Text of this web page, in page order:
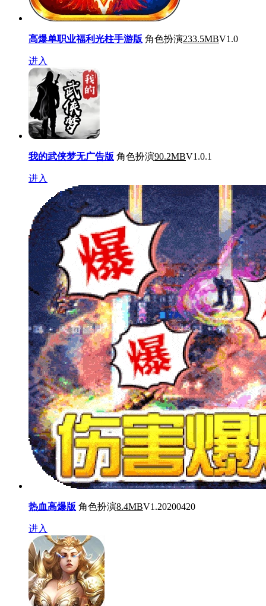
高爆单职业福利光柱手游版 角色扮演233.5MBV1.0
进入
我的武侠梦无广告版 角色扮演90.2MBV1.0.1
进入
热血高爆版 角色扮演8.4MBV1.20200420
进入